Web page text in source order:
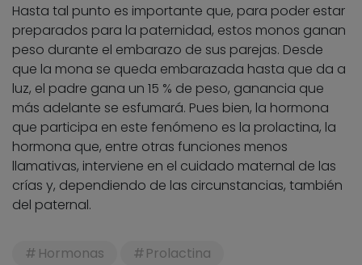
Hasta tal punto es importante que, para poder estar
preparados para la paternidad, estos monos ganan
peso durante el embarazo de sus parejas. Desde
que la mona se queda embarazada hasta que da a
luz, el padre gana un 15 % de peso, ganancia que
más adelante se esfumará. Pues bien, la hormona
que participa en este fenómeno es la prolactina, la
hormona que, entre otras funciones menos
llamativas, interviene en el cuidado maternal de las
crías y, dependiendo de las circunstancias, también
del paternal.
Hormonas Prolactina